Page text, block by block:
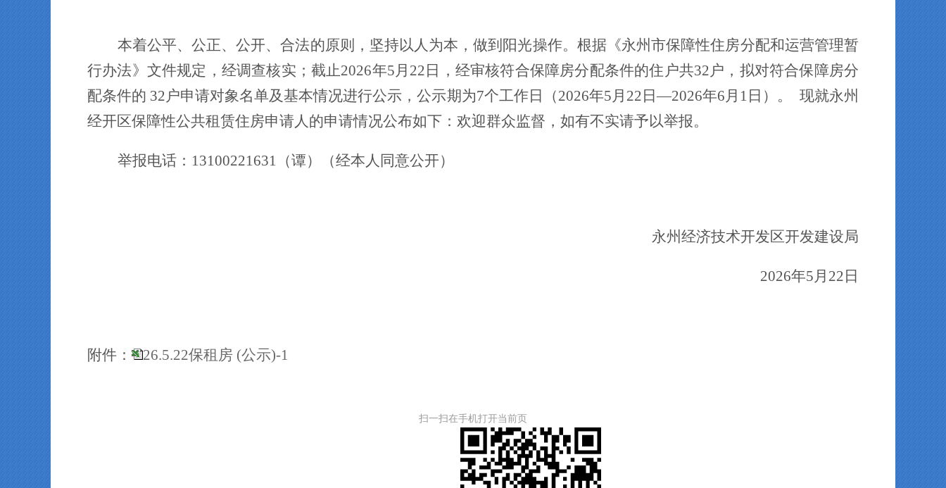
本着公平、公正、公开、合法的原则，坚持以人为本，做到阳光操作。 根据《永州市保障性住房分配和运营管理暂
行办法》文件规定，经调查核实；截止2026年5月 22 日，经审核符合保障房分配条件的住户共32户，拟对符合保障房分
配条件的 32户申请对象名单及基本情况进行公示，公示期为7个工作日 （2026年5月 22 日—2026年6月 1 日）。
现就永州
经开区保障性公共租赁住房申请人的申请情况公布如下：欢迎群众监督，如有不实请予以举报。
举报电话： 13100221631（谭） （经本人同意公开）
永州经济技术开发区开发建设局
2026年5月 22 日
附件： 26.5.22保租房 (公示)-1
扫一扫在手机打开当前页